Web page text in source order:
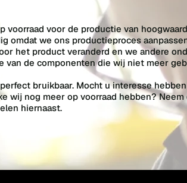
voorraad voor de productie van
omdat we ons productieproces
het product veranderd en we andere
van de componenten die wij niet meer
bruikbaar. Mocht u interesse
wij nog meer op voorraad hebben?
hiernaast.